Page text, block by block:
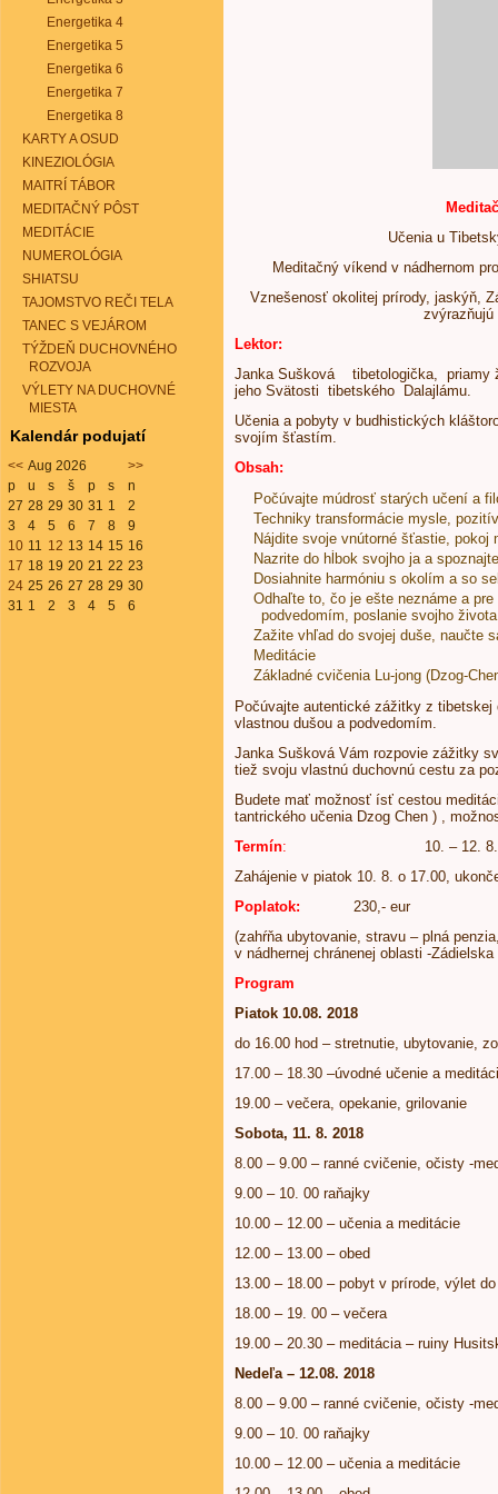
Energetika 4
Energetika 5
Energetika 6
Energetika 7
Energetika 8
KARTY A OSUD
KINEZIOLÓGIA
MAITRÍ TÁBOR
MEDITAČNÝ PÔST
MEDITÁCIE
NUMEROLÓGIA
SHIATSU
TAJOMSTVO REČI TELA
TANEC S VEJÁROM
TÝŽDEŇ DUCHOVNÉHO
ROZVOJA
VÝLETY NA DUCHOVNÉ
MIESTA
Kalendár podujatí
<< Aug 2026
>>
p
u s š p s
n
27 28 29 30 31 1
2
3
4 5 6 7 8
9
10 11 12 13 14 15 16
17 18 19 20 21 22 23
24 25 26 27 28 29 30
31 1 2 3 4 5 6
Učenia u
Meditačný víkend v nádhernom
Vznešenosť okolitej prírody, jaskýň,
zvýrazňujú
Lektor:
Janka Sušková tibetologička, priamy
jeho Svätosti tibetského Dalajlámu.
Učenia a pobyty v budhistických
svojím šťastím.
Obsah:
Počúvajte múdrosť starých učení a
Techniky transformácie mysle,
Nájdite svoje vnútorné šťastie, pokoj
Nazrite do hĺbok svojho ja a
Dosiahnite harmóniu s okolím a so
Odhaľte to, čo je ešte neznáme a
podvedomím, poslanie svojho života
Zažite vhľad do svojej duše, naučte
Meditácie
Základné cvičenia Lu-jong (Dzog-
Počúvajte autentické zážitky z
vlastnou dušou a podvedomím.
Janka Sušková Vám rozpovie zážitky
tiež svoju vlastnú duchovnú cestu za
Budete mať možnosť ísť cestou
tantrického učenia Dzog Chen ) ,
Termín: 10. – 12. 8.
Zahájenie v piatok 10. 8. o 17.00,
Poplatok:
230,- eur
(zahŕňa ubytovanie, stravu – plná
v nádhernej chránenej oblasti -
Program
Piatok 10.08. 2018
do 16.00 hod – stretnutie, ubytovanie,
17.00 – 18.30 –úvodné učenie a
19.00 – večera, opekanie, grilovanie
Sobota, 11. 8. 2018
8.00 – 9.00 – ranné cvičenie, očisty -
9.00 – 10. 00 raňajky
10.00 – 12.00 – učenia a meditácie
12.00 – 13.00 – obed
13.00 – 18.00 – pobyt v prírode, výlet
18.00 – 19. 00 – večera
19.00 – 20.30 – meditácia – ruiny
Nedeľa – 12.08. 2018
8.00 – 9.00 – ranné cvičenie, očisty -
9.00 – 10. 00 raňajky
10.00 – 12.00 – učenia a meditácie